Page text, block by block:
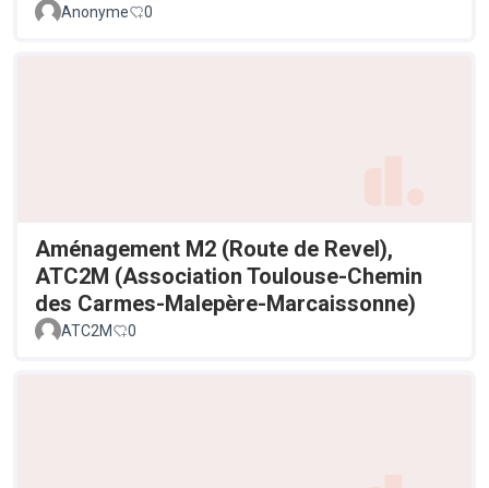
Anonyme 0
Aménagement M2 (Route de Revel),
ATC2M (Association Toulouse-Chemin
des Carmes-Malepère-Marcaissonne)
ATC2M 0